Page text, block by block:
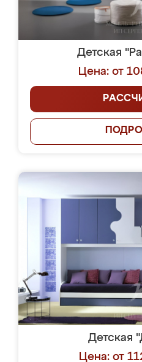
Детская
Цена: от
Детская
Цена: от